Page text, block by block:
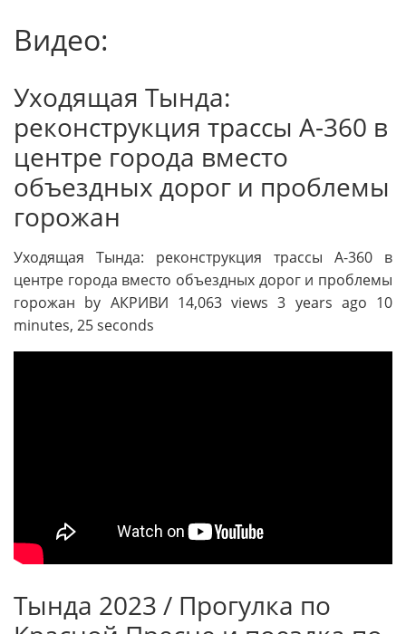
Видео:
Уходящая Тында:
реконструкция трассы А-360 в
центре города вместо
объездных дорог и проблемы
горожан
Уходящая Тында: реконструкция трассы А-360 в
центре города вместо объездных дорог и проблемы
горожан by АКРИВИ 14,063 views 3 years ago 10
minutes, 25 seconds
Тында 2023 / Прогулка по